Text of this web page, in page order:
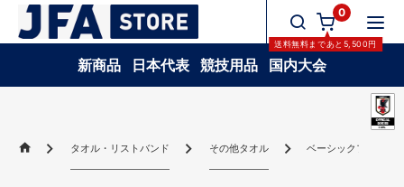
0
送料無料まであと 5,500円
新商品 日本代表 競技用品 国内大会
タオル・リストバンド その他タオル ベーシックフェイス